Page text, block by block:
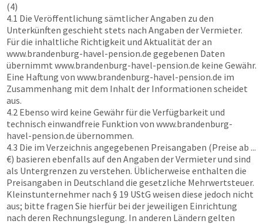
(4)
4.1 Die Veröffentlichung sämtlicher Angaben zu den
Unterkünften geschieht stets nach Angaben der Vermieter.
Für die inhaltliche Richtigkeit und Aktualität der an
www.brandenburg-havel-pension.de gegebenen Daten
übernimmt www.brandenburg-havel-pension.de keine Gewähr.
Eine Haftung von www.brandenburg-havel-pension.de im
Zusammenhang mit dem Inhalt der Informationen scheidet
aus.
4.2 Ebenso wird keine Gewähr für die Verfügbarkeit und
technisch einwandfreie Funktion von www.brandenburg-
havel-pension.de übernommen.
4.3 Die im Verzeichnis angegebenen Preisangaben (Preise ab ...
€) basieren ebenfalls auf den Angaben der Vermieter und sind
als Untergrenzen zu verstehen. Üblicherweise enthalten die
Preisangaben in Deutschland die gesetzliche Mehrwertsteuer.
Kleinstunternehmer nach § 19 UStG weisen diese jedoch nicht
aus; bitte fragen Sie hierfür bei der jeweiligen Einrichtung
nach deren Rechnungslegung. In anderen Ländern gelten